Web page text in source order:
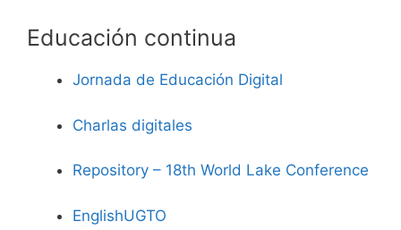
Educación continua
Jornada de Educación Digital
Charlas digitales
Repository – 18th World Lake Conference
EnglishUGTO